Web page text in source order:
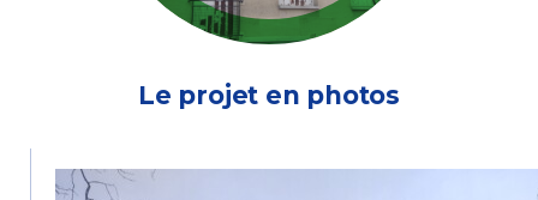
Le projet en photos